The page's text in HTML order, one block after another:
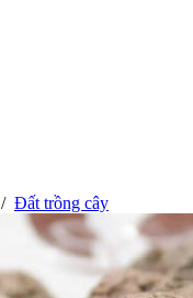
/ Đất trồng cây